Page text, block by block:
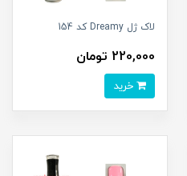
لاک ژل Dreamy کد 154
220,000 تومان